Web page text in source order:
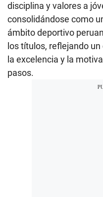
disciplina y valores a
consolidándose como
ámbito deportivo
los títulos, reflejando
la excelencia y la
pasos.